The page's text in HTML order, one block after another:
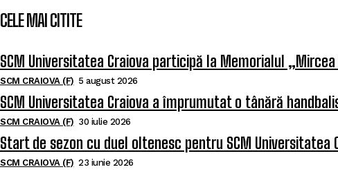
CELE MAI CITITE
SCM Universitatea Craiova participă la Memorialul
SCM CRAIOVA (F) 5 august 2026
SCM Universitatea Craiova a împrumutat o tânără
SCM CRAIOVA (F) 30 iulie 2026
Start de sezon cu duel oltenesc pentru SCM Universitatea
SCM CRAIOVA (F) 23 iunie 2026